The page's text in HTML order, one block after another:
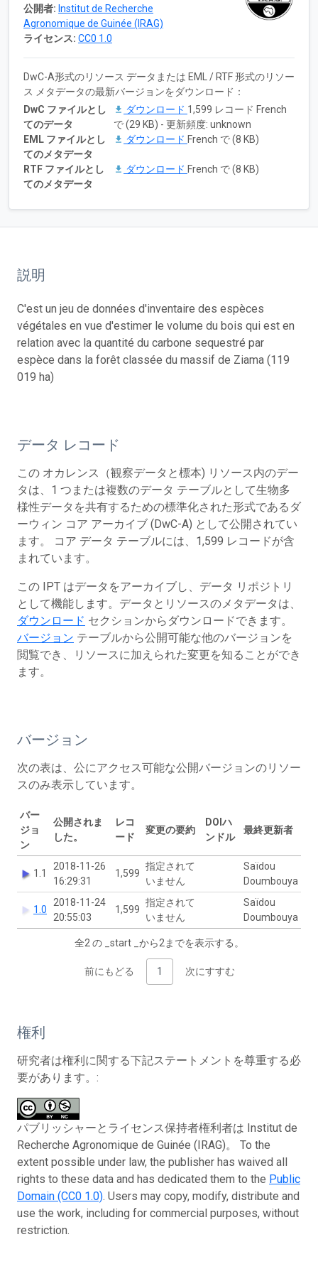
公開者: Institut de Recherche
Agronomique de Guinée (IRAG)
ライセンス: CC0 1.0
DwC-A形式のリソース データまたは EML / RTF 形式のリソー
ス メタデータの最新バージョンをダウンロード：
DwC ファイルとし
てのデータ
ダウンロード 1,599 レコード French
で (29 KB) - 更新頻度: unknown
EML ファイルとし
てのメタデータ
ダウンロード French で (8 KB)
RTF ファイルとし
てのメタデータ
ダウンロード French で (8 KB)
説明
C'est un jeu de données d'inventaire des espèces
végétales en vue d'estimer le volume du bois qui est en
relation avec la quantité du carbone sequestré par
espèce dans la forêt classée du massif de Ziama (119
019 ha)
データ レコード
この オカレンス（観察データと標本) リソース内のデー
タは、1 つまたは複数のデータ テーブルとして生物多
様性データを共有するための標準化された形式であるダ
ーウィン コア アーカイブ (DwC-A) として公開されてい
ます。 コア データ テーブルには、1,599 レコードが含
まれています。
この IPT はデータをアーカイブし、データ リポジトリ
として機能します。データとリソースのメタデータは、
ダウンロード セクションからダウンロードできます。
バージョン テーブルから公開可能な他のバージョンを
閲覧でき、リソースに加えられた変更を知ることができ
ます。
バージョン
次の表は、公にアクセス可能な公開バージョンのリソー
スのみ表示しています。
バー
ジョ
ン
公開されま
した。
レコ
ード
変更の要約
DOIハ
ンドル
最終更新者
1.1
2018-11-26
16:29:31
1,599
指定されて
いません
Saïdou
Doumbouya
1.0
2018-11-24
20:55:03
1,599
指定されて
いません
Saïdou
Doumbouya
全2 の _start _から2までを表示する。
前にもどる 1 次にすすむ
権利
研究者は権利に関する下記ステートメントを尊重する必
要があります。:
パブリッシャーとライセンス保持者権利者は Institut de
Recherche Agronomique de Guinée (IRAG)。 To the
extent possible under law, the publisher has waived all
rights to these data and has dedicated them to the Public
Domain (CC0 1.0). Users may copy, modify, distribute and
use the work, including for commercial purposes, without
restriction.